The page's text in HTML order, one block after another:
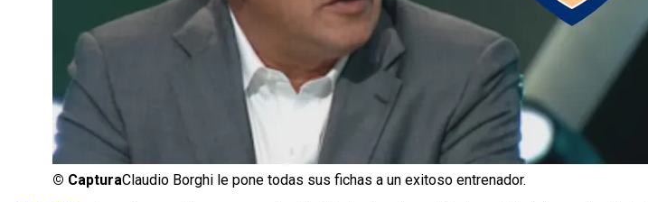
© CapturaClaudio Borghi le pone todas sus fichas a un exitoso entrenador.